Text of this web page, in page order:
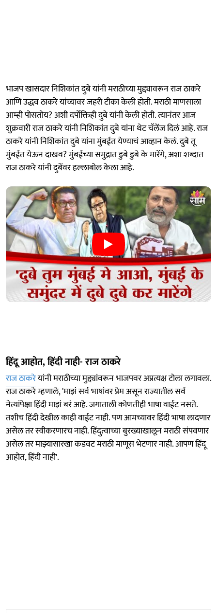
भाजप खासदार निशिकांत दुबे यांनी मराठीच्या मुद्द्यावरून राज ठाकरे
आणि उद्धव ठाकरे यांच्यावर जहरी टीका केली होती. मराठी माणसाला
आम्ही पोसतोय? अशी दर्पोक्तिही दुबे यांनी केली होती. त्यानंतर आज
शुक्रवारी राज ठाकरे यांनी निशिकांत दुबे यांना थेट चॅलेंज दिलं आहे. राज
ठाकरे यांनी निशिकांत दुबे यांना मुंबईत येण्याचं आव्हान केलं. दुबे तू
मुंबईत येऊन दाखव? मुंबईच्या समुद्रात डुबे डुबे के मारेंगे, अशा शब्दात
राज ठाकरे यांनी दुबेंवर हल्लाबोल केला आहे.
हिंदू आहोत, हिंदी नाही- राज ठाकरे
राज ठाकरेयांनी मराठीच्या मुद्द्यांवरून भाजपवर अप्रत्यक्ष टोला लगावला.
राज ठाकरे म्हणाले, 'माझं सर्व भाषांवर प्रेम असून राज्यातील सर्व
नेत्यांपेक्षा हिंदी माझं बरं आहे. जगाताली कोणतीही भाषा वाईट नसते.
तशीच हिंदी देखील काही वाईट नाही. पण आमच्यावर हिंदी भाषा लादणार
असेल तर स्वीकरणारच नाही. हिंदुत्वाच्या बुरख्याखालून मराठी संपवणार
असेल तर माझ्यासारखा कडवट मराठी माणूस भेटणार नाही. आपण हिंदू
आहोत, हिंदी नाही'.